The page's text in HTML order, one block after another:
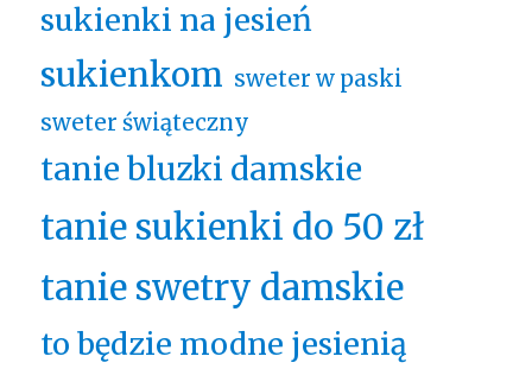
sukienki na jesień
sukienkom sweter w paski
sweter świąteczny
tanie bluzki damskie
tanie sukienki do 50 zł
tanie swetry damskie
to będzie modne jesienią